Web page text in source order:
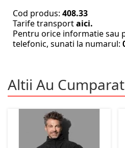
Cod produs: 408.33
Tarife transportaici.
Pentru orice informatie sau
telefonic, sunati la numarul:
Altii Au